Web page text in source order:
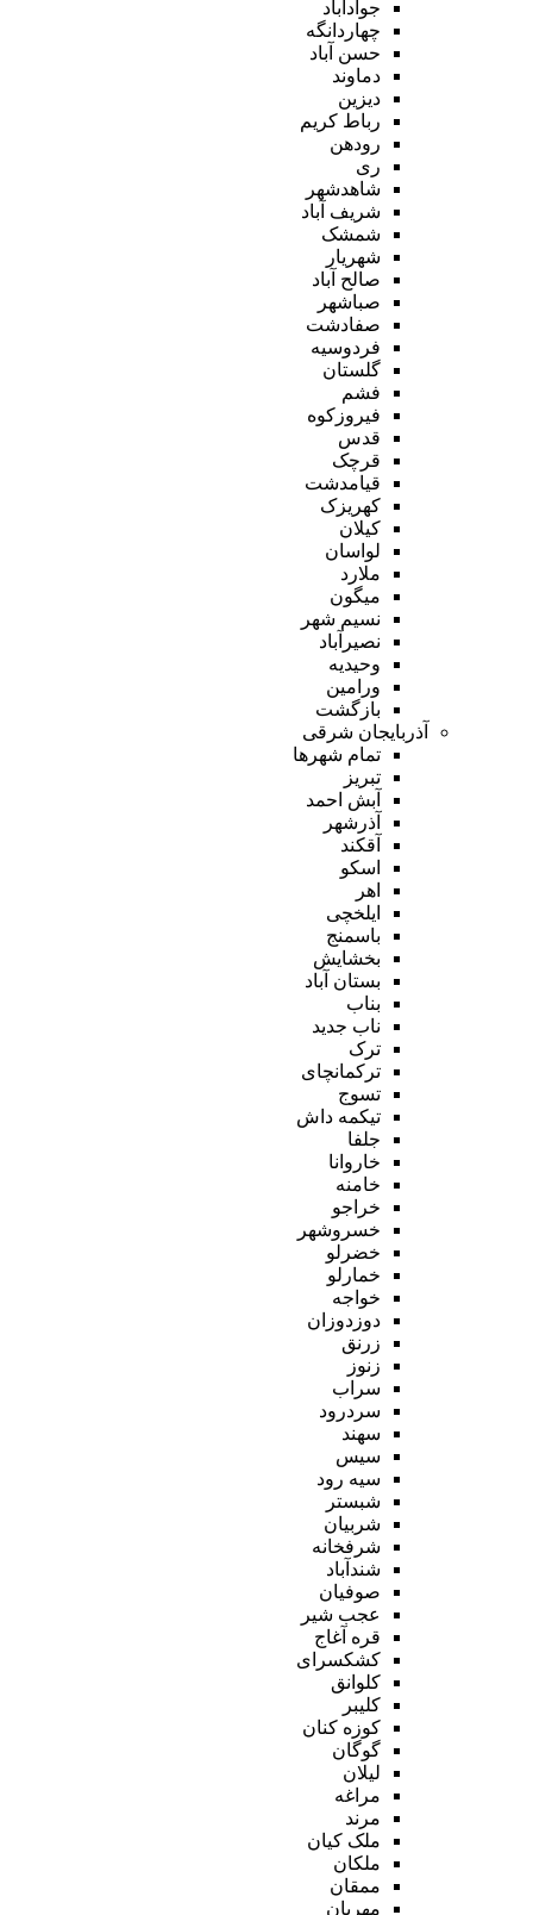
جوادآباد
چهاردانگه
حسن آباد
دماوند
دیزین
رباط کریم
رودهن
ری
شاهدشهر
شریف آباد
شمشک
شهریار
صالح آباد
صباشهر
صفادشت
فردوسیه
گلستان
فشم
فیروزکوه
قدس
قرچک
قیامدشت
کهریزک
کیلان
لواسان
ملارد
میگون
نسیم شهر
نصیرآباد
وحیدیه
ورامین
بازگشت
آذربایجان شرقی
تمام شهر‌ها
تبریز
آبش احمد
آذرشهر
آقکند
اسکو
اهر
ایلخچی
باسمنج
بخشایش
بستان آباد
بناب
ناب جدید
ترک
ترکمانچای
تسوج
تیکمه داش
جلفا
خاروانا
خامنه
خراجو
خسروشهر
خضرلو
خمارلو
خواجه
دوزدوزان
زرنق
زنوز
سراب
سردرود
سهند
سیس
سیه رود
شبستر
شربیان
شرفخانه
شندآباد
صوفیان
عجب شیر
قره آغاج
کشکسرای
کلوانق
کلیبر
کوزه کنان
گوگان
لیلان
مراغه
مرند
ملک کیان
ملکان
ممقان
مهربان